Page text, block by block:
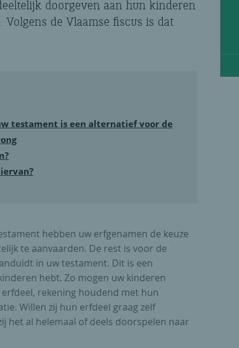
doorgeven aan hun kinderen
Volgens de Vlaamse fiscus is dat
testament is een alternatief voor de
hebben uw erfgenamen de keuze
te aanvaarden. De rest is voor de
in uw testament. Dit is een
hebt. Zo mogen uw kinderen
rekening houdend met hun
Willen zij hun erfdeel graag zelf
het al helemaal of deels doorspelen naar